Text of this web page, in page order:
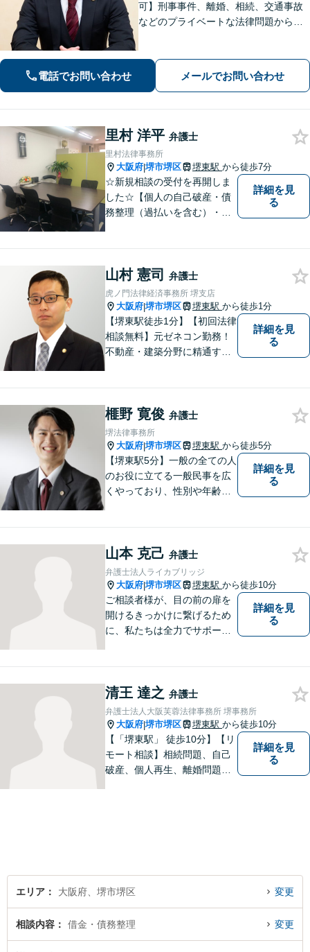
可】刑事事件、離婚、相続、交通事故
などのプライベートな法律問題から、
広く対応。トラブル解決のための身近
な相談相手として、お気軽にご連絡く
電話でお問い合わせ メールでお問い合わせ
里村 洋平 弁護士
里村法律事務所
大阪府|堺市堺区 堺東駅 から徒歩7分
☆新規相談の受付を再開しま
した☆【個人の自己破産・債
務整理（過払いを含む）・法
回相談無料（特に時間制限は
ありません）】【堺東徒歩７
分】【分割払い・法テラス利
用もご相談下さい】
詳細を見
る
山村 憲司 弁護士
虎ノ門法律経済事務所 堺支店
大阪府|堺市堺区 堺東駅 から徒歩1分
【堺東駅徒歩1分】【初回法律
相談無料】元ゼネコン勤務！
不動産・建築分野に精通する
す！全国の支店ネットワーク
を活かし、迅速な解決を目指
します。【夜間土日祝可】
詳細を見
る
榧野 寛俊 弁護士
堺法律事務所
大阪府|堺市堺区 堺東駅 から徒歩5分
【堺東駅5分】一般の全ての人
のお役に立てる一般民事を広
くやっており、性別や年齢を
摯に寄り添い、困難な問題に
も粘り強く対峙して、信頼を
積み重ねていきたいと考えて
います。
詳細を見
る
山本 克己 弁護士
弁護士法人ライカブリッジ
大阪府|堺市堺区 堺東駅 から徒歩10分
ご相談者様が、目の前の扉を
開けるきっかけに繋げるため
に、私たちは全力でサポート
詳細を見
る
清王 達之 弁護士
弁護士法人大阪芙蓉法律事務所 堺事務所
大阪府|堺市堺区 堺東駅 から徒歩10分
【「堺東駅」 徒歩10分】【リ
モート相談】相続問題、自己
破産、個人再生、離婚問題な
詳細を見
る
エリア 大阪府、堺市堺区 変更
相談内容 借金・債務整理 変更